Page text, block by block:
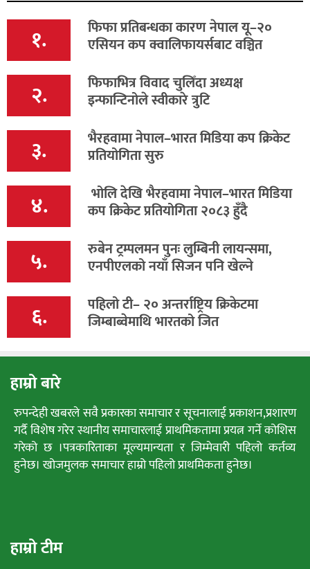
१. फिफा प्रतिबन्धका कारण नेपाल यू–२०
एसियन कप क्वालिफायर्सबाट वञ्चित
२. फिफाभित्र विवाद चुलिँदा अध्यक्ष
इन्फान्टिनोले स्वीकारे त्रुटि
३. भैरहवामा नेपाल–भारत मिडिया कप क्रिकेट
प्रतियोगिता सुरु
४. भोलि देखि भैरहवामा नेपाल–भारत मिडिया
कप क्रिकेट प्रतियोगिता २०८३ हुँदै
५. रुबेन ट्रम्पलमन पुनः लुम्बिनी लायन्समा,
एनपीएलको नयाँ सिजन पनि खेल्ने
६. पहिलो टी– २० अन्तर्राष्ट्रिय क्रिकेटमा
जिम्बाब्वेमाथि भारतको जित
हाम्रो बारे
रुपन्देही खबरले सवै प्रकारका समाचार र सूचनालाई प्रकाशन,प्रशारण
गर्दै विशेष गरेर स्थानीय समाचारलाई प्राथमिकतामा प्रयत्न गर्ने कोशिस
गरेको छ ।पत्रकारिताका मूल्यमान्यता र जिम्मेवारी पहिलो कर्तव्य
हुनेछ। खोजमुलक समाचार हाम्रो पहिलो प्राथमिकता हुनेछ।
हाम्रो टीम